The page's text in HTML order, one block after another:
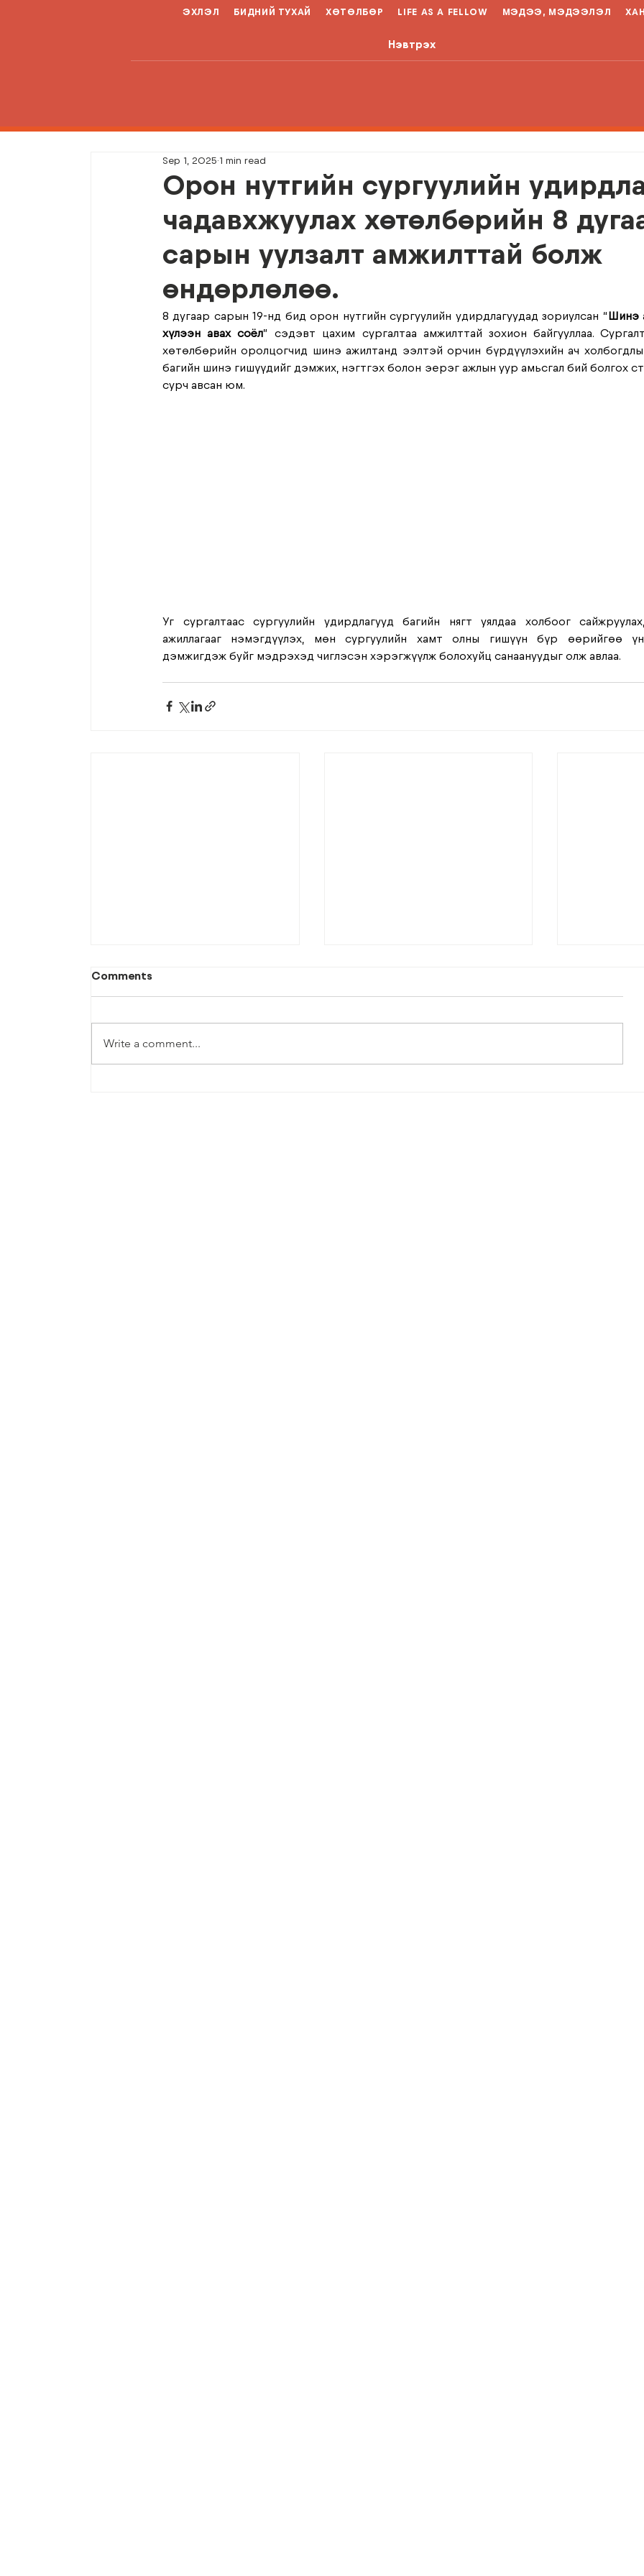
ЭХЛЭЛ БИДНИЙ ТУХАЙ ХӨТӨЛБӨР LIFE AS A FELLOW МЭДЭЭ, МЭДЭЭЛЭЛ
Нэвтрэх
Орон нутгийн сургуулийн
чадавхжуулах хөтөлбөрийн 8
сарын уулзалт амжилттай болж
өндөрлөлөө.
Sep 1, 2025 1 min read
8 дугаар сарын 19-нд бид орон нутгийн сургуулийн удирдлагуудад зориулсан “ Шинэ
хүлээн авах соёл” сэдэвт цахим сургалтаа амжилттай зохион байгууллаа.
хөтөлбөрийн оролцогчид шинэ ажилтанд ээлтэй орчин бүрдүүлэхийн ач
багийн шинэ гишүүдийг дэмжих, нэгтгэх болон эерэг ажлын уур амьсгал бий болгох
сурч авсан юм.
Уг сургалтаас сургуулийн удирдлагууд багийн нягт уялдаа холбоог
ажиллагааг нэмэгдүүлэх, мөн сургуулийн хамт олны гишүүн бүр өөрийгөө
дэмжигдэж буйг мэдрэхэд чиглэсэн хэрэгжүүлж болохуйц санаануудыг олж авлаа.
Comments
Write a comment...